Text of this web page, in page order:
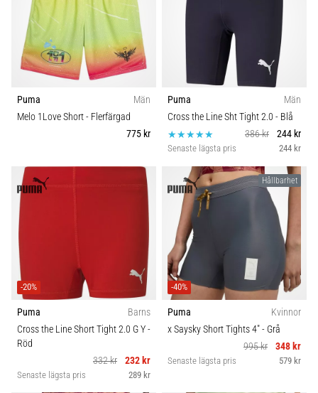
Visa
alla
artiklar
Puma
Män
Melo 1Love Short- Flerfärgad
775 kr
Puma
Män
Cross the Line Sht Tight 2.0 - Blå
386 kr
244 kr
Senaste lägsta pris 244 kr
-20%
Puma
Barns
Cross the Line Short Tight 2.0 G Y-
Röd
332 kr
232 kr
Senaste lägsta pris 289 kr
Hållbarhet
-40%
Puma
Kvinnor
x Saysky Short Tights 4"- Grå
995 kr
348 kr
Senaste lägsta pris 579 kr